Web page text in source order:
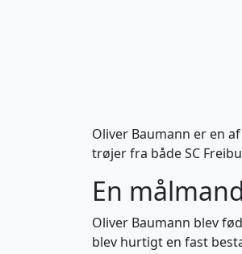
Oliver Baumann er en
trøjer fra både SC
En
Oliver Baumann blev
blev hurtigt en fast